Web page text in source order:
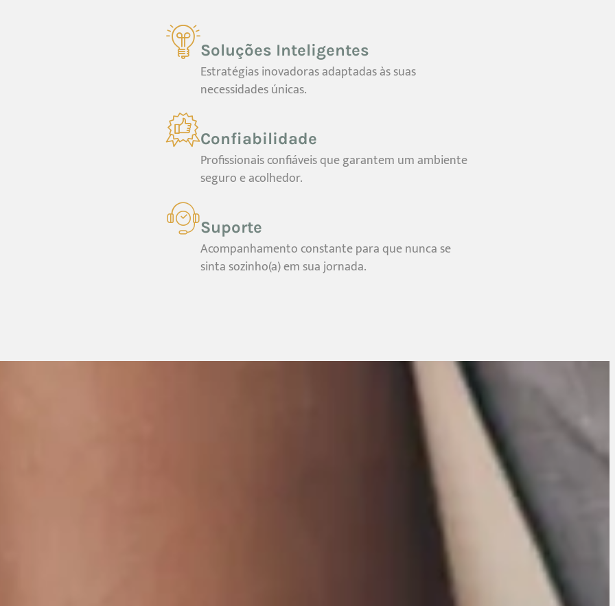
Soluções Inteligentes
Estratégias inovadoras adaptadas às suas
necessidades únicas.
Confiabilidade
Profissionais confiáveis que garantem um ambiente
seguro e acolhedor.
Suporte
Acompanhamento constante para que nunca se
sinta sozinho(a) em sua jornada.